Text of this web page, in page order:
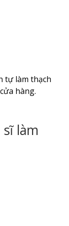
tự làm thạch
hàng.
sĩ làm